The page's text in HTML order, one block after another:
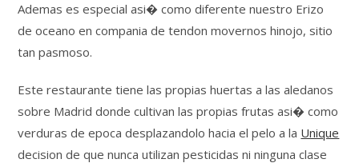
Ademas es especial asi� como diferente nuestro Erizo
de oceano en compania de tendon movernos hinojo, sitio
tan pasmoso.
Este restaurante tiene las propias huertas a las aledanos
sobre Madrid donde cultivan las propias frutas asi� como
verduras de epoca desplazandolo hacia el pelo a la Unique
decision de que nunca utilizan pesticidas ni ninguna clase